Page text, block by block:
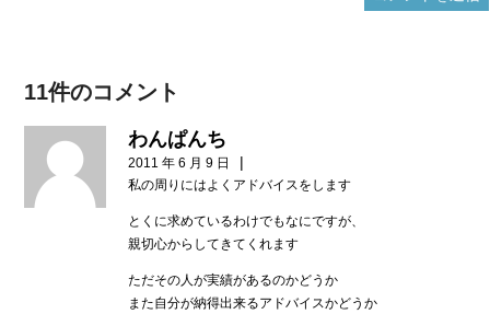
11件のコメント
わんぱんち
2011 年 6 月 9 日 |
私の周りにはよくアドバイスをします
とくに求めているわけでもなにですが、
親切心からしてきてくれます
ただその人が実績があるのかどうか
また自分が納得出来るアドバイスかどうか